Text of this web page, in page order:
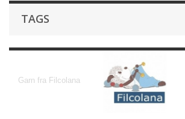
TAGS
Garn fra Filcolana